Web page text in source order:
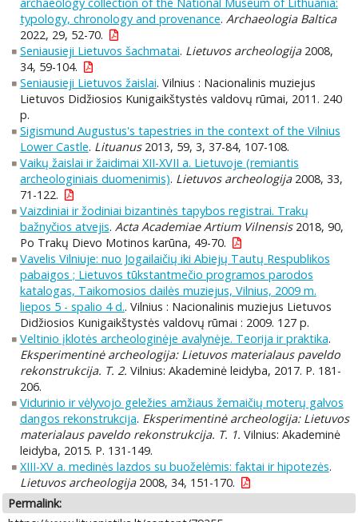
typology, chronology and provenance. Archaeologia Baltica
2022, 29, 52-70.
Seniausieji Lietuvos šachmatai. Lietuvos archeologija2008,
34, 59-104.
Seniausieji Lietuvos žaislai. Vilnius : Nacionalinis muziejus
Lietuvos Didžiosios Kunigaikštystės valdovų rūmai, 2011. 240
p.
Sigismund Augustus's tapestries in the context of the Vilnius
Lower Castle. Lituanus2013, 59, 3, 37-84, 107-108.
Vaikų žaislai ir žaidimai XII-XVII a. Lietuvoje (remiantis
archeologiniais duomenimis). Lietuvos archeologija2008, 33,
71-122.
Vaizdiniai ir žodiniai bizantinės tapybos registrai. Trakų
bažnyčios atvejis. Acta Academiae Artium Vilnensis2018, 90,
Po Trakų Dievo Motinos karūna, 49-70.
Vavelis Vilniuje: nuo Jogailaičių iki Abiejų Tautų Respublikos
pabaigos ; Lietuvos tūkstantmečio programos parodos
katalogas, Taikomosios dailės muziejus, Vilnius, 2009 m.
liepos 5 - spalio 4 d.. Vilnius : Nacionalinis muziejus Lietuvos
Didžiosios Kunigaikštystės valdovų rūmai : 2009. 127 p.
Veltinio įklotės archeologinėje avalynėje. Teorija ir praktika.
Eksperimentinė archeologija: Lietuvos materialaus paveldo
rekonstrukcija. T. 2. Vilnius: Akademinė leidyba, 2017. P. 181-
206.
Vidurinio ir vėlyvojo geležies amžiaus žemaičių moterų galvos
dangos rekonstrukcija. Eksperimentinė archeologija: Lietuvos
materialaus paveldo rekonstrukcija. T. 1. Vilnius: Akademinė
leidyba, 2015. P. 131-149.
XIII-XV a. medinės lazdos su buoželėmis: faktai ir hipotezės.
Lietuvos archeologija2008, 34, 151-170.
Permalink: